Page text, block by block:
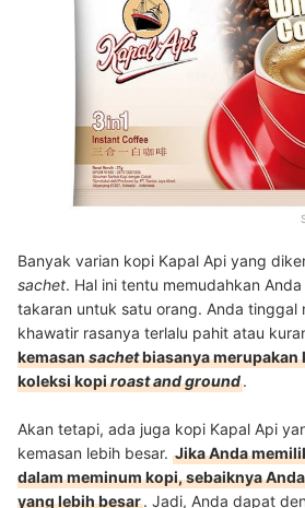
Banyak varian kopi Kapal Api yang
sachet. Hal ini tentu memudahkan
takaran untuk satu orang. Anda tinggal
khawatir rasanya terlalu pahit atau
kemasansachetbiasanya merupakan
koleksi kopiroast and ground.
Akan tetapi, ada juga kopi Kapal Api
kemasan lebih besar. Jika Anda
dalam meminum kopi, sebaiknya
yang lebih besar. Jadi, Anda dapat